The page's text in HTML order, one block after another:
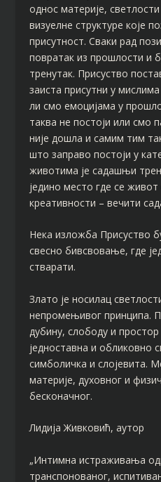
однос материје,
визуелне структуре које
присутност. Сваки рад
повратак из прошлости и
тренутак. Присуство
заиста присутни у
ли смо емоцијама у
таква не постоји или смо
није дошла и самим тим
што заправо постоји у
животима је садашњи
једино место где се
креативности – вечити
Нека изложба Присуство
свесно бивсвовање, где
стварати.
Злато је носилац
непромењивог принципа.
дубину, слободу и
једноставна и обликовно
симболичка и слојевита.
материје, духовног и
бесконачног.
Лидија Живковић, аутор
„Интимна истраживања
транспонованог,